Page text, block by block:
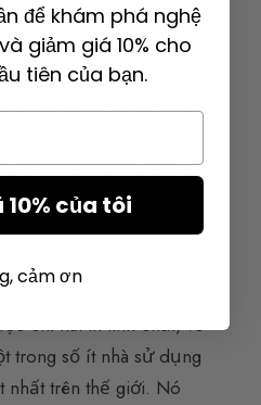
nước hoa mà là “rễ”
sử dụng. Cần phải kiên
tiết lộ bí mật khứu giác
thân rễ chín dưới đất,
ba năm nữa trước khi
cùng tiết ra những làn
chỉ hai lít tinh chất, vô
trong số ít nhà sử dụng
nhất trên thế giới. Nó
để khám phá nghệ
giảm giá 10% cho
tiên của bạn.
10% của tôi
cảm ơn